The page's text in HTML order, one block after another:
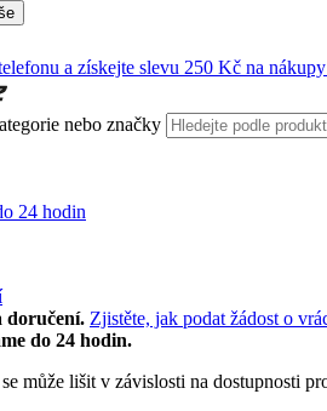
a získejte slevu 250 Kč na
nebo značky
24 hodin
doručení. Zjistěte, jak podat žádost o
do 24 hodin.
může lišit v závislosti na dostupnosti